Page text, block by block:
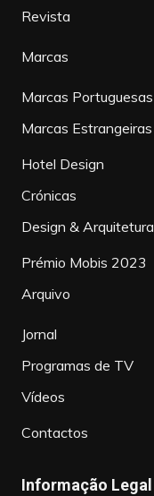
Revista
Marcas
Marcas Portuguesas
Marcas Estrangeiras
Hotel Design
Crónicas
Design & Arquitetura
Prémio Mobis 2023
Arquivo
Jornal
Programas de TV
Vídeos
Contactos
Informação Legal